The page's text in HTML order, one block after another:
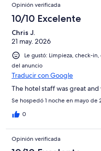
Opinión verificada
10/10 Excelente
Chris J.
21 may. 2026
Le gustó: Limpieza, check-
del anuncio
Traducir con Google
The hotel staff was great
Se hospedó 1 noche en mayo de
0
Opinión verificada